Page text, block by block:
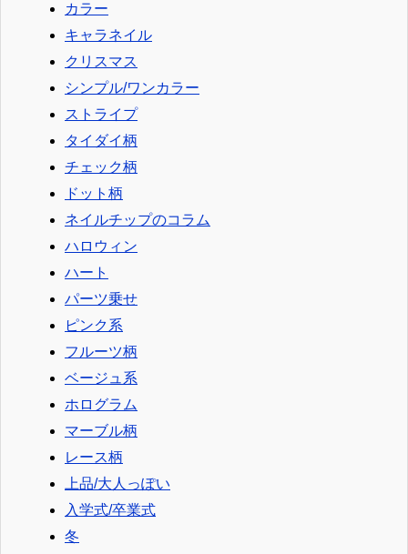
カラー
キャラネイル
クリスマス
シンプル/ワンカラー
ストライプ
タイダイ柄
チェック柄
ドット柄
ネイルチップのコラム
ハロウィン
ハート
パーツ乗せ
ピンク系
フルーツ柄
ベージュ系
ホログラム
マーブル柄
レース柄
上品/大人っぽい
入学式/卒業式
冬